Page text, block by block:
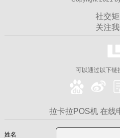
社交
关注
可以通过以下链
拉卡拉POS机 在线
姓名